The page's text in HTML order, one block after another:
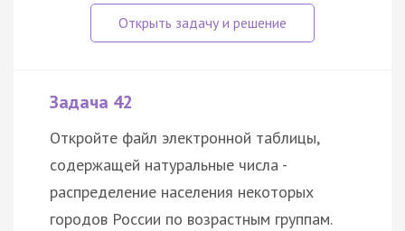
Задача 42
Откройте файл электронной таблицы,
содержащей натуральные числа -
распределение населения некоторых
городов России по возрастным группам.